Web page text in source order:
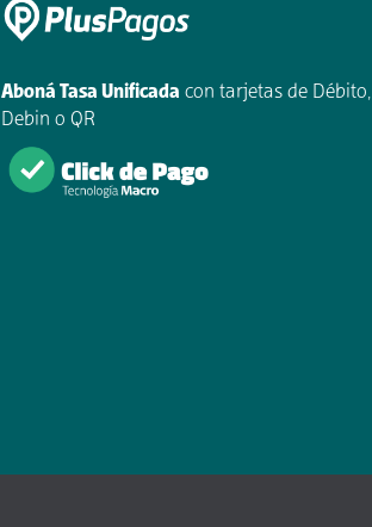
Aboná Tasa Unificada con tarjetas de Débito,
Debin o QR